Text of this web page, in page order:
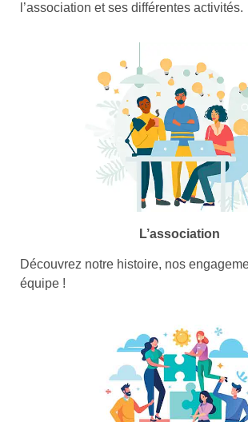
l’association et ses différentes activités.
L’association
Découvrez notre histoire, nos
équipe !